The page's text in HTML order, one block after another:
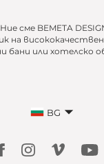
Ние сме BEMETA
бани или хотелско
BG